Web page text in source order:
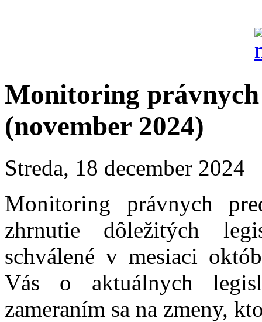
Monitoring
(november 2024)
Streda, 18 december 2024
Monitoring právnych
zhrnutie dôležitých
schválené v mesiaci
Vás o aktuálnych
zameraním sa na zmeny,